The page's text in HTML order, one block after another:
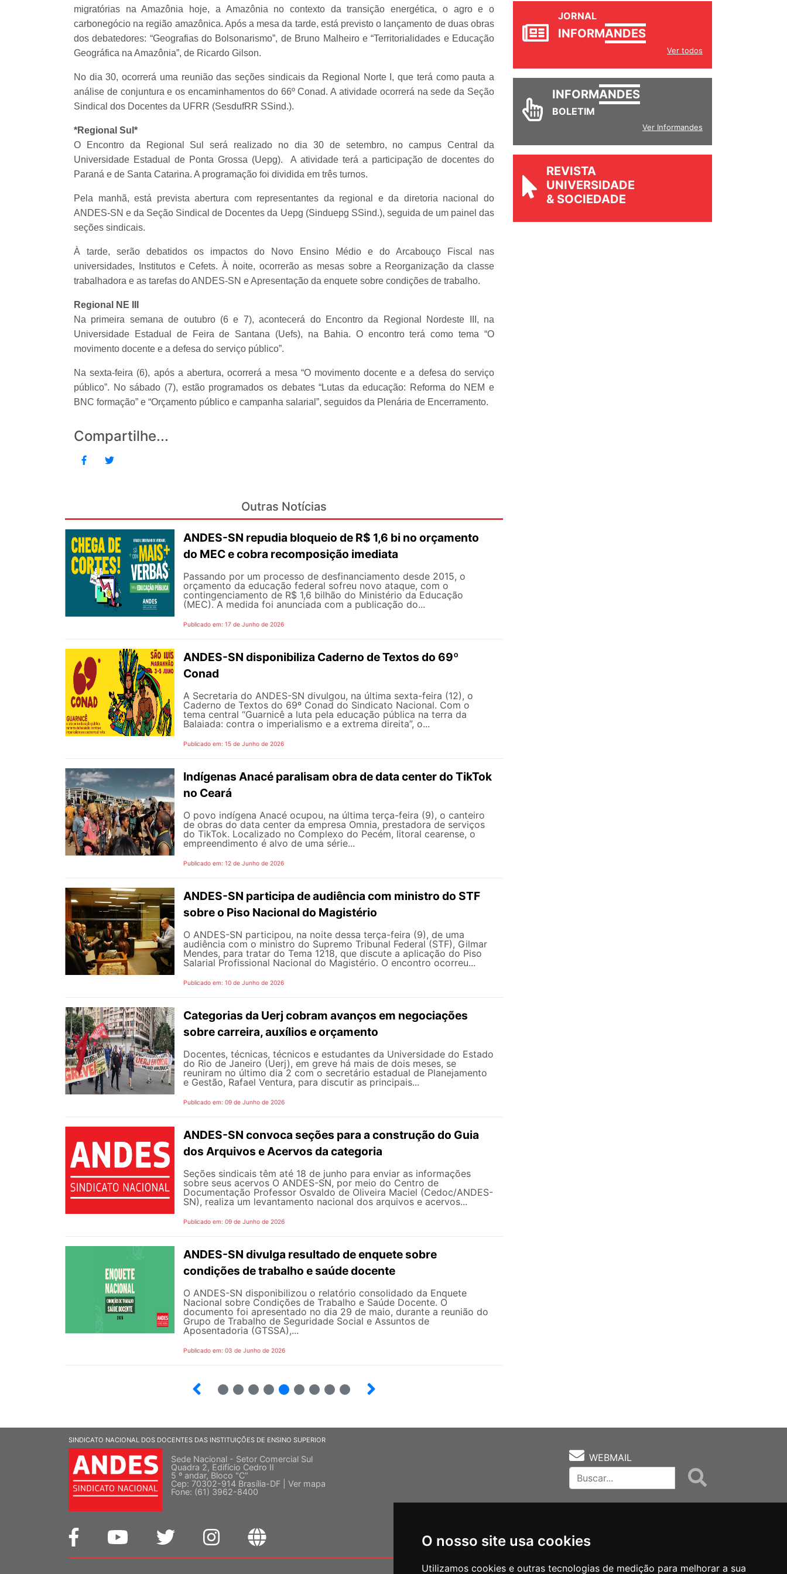
O nosso site usa cookies
Utilizamos cookies e outras tecnologias de medição para melhorar a sua
migratórias na Amazônia hoje, a Amazônia no contexto da transição energética, o agro e o
carbonegócio na região amazônica. Após a mesa da tarde, está previsto o lançamento de duas obras
dos debatedores: “Geografias do Bolsonarismo”, de Bruno Malheiro e “Territorialidades e Educação
Geográfica na Amazônia”, de Ricardo Gilson.
No dia 30, ocorrerá uma reunião das seções sindicais da Regional Norte I, que terá como pauta a
análise de conjuntura e os encaminhamentos do 66º Conad. A atividade ocorrerá na sede da Seção
Sindical dos Docentes da UFRR (SesdufRR SSind.).
*Regional Sul*
O Encontro da Regional Sul será realizado no dia 30 de setembro, no campus Central da
Universidade Estadual de Ponta Grossa (Uepg). A atividade terá a participação de docentes do
Paraná e de Santa Catarina. A programação foi dividida em três turnos.
Pela manhã, está prevista abertura com representantes da regional e da diretoria nacional do
ANDES-SN e da Seção Sindical de Docentes da Uepg (Sinduepg SSind.), seguida de um painel das
seções sindicais.
À tarde, serão debatidos os impactos do Novo Ensino Médio e do Arcabouço Fiscal nas
universidades, Institutos e Cefets. À noite, ocorrerão as mesas sobre a Reorganização da classe
trabalhadora e as tarefas do ANDES-SN e Apresentação da enquete sobre condições de trabalho.
Regional NE III
Na primeira semana de outubro (6 e 7), acontecerá do Encontro da Regional Nordeste III, na
Universidade Estadual de Feira de Santana (Uefs), na Bahia. O encontro terá como tema “O
movimento docente e a defesa do serviço público”.
Na sexta-feira (6), após a abertura, ocorrerá a mesa “O movimento docente e a defesa do serviço
público”. No sábado (7), estão programados os debates “Lutas da educação: Reforma do NEM e
BNC formação” e “Orçamento público e campanha salarial”, seguidos da Plenária de Encerramento.
Compartilhe...
Outras Notícias
ANDES-SN repudia bloqueio de R$ 1,6 bi no orçamento
do MEC e cobra recomposição imediata
Passando por um processo de desfinanciamento desde 2015, o
orçamento da educação federal sofreu novo ataque, com o
contingenciamento de R$ 1,6 bilhão do Ministério da Educação
(MEC). A medida foi anunciada com a publicação do...
Publicado em: 17 de Junho de 2026
ANDES-SN disponibiliza Caderno de Textos do 69º
Conad
A Secretaria do ANDES-SN divulgou, na última sexta-feira (12), o
Caderno de Textos do 69º Conad do Sindicato Nacional. Com o
tema central “Guarnicê a luta pela educação pública na terra da
Balaiada: contra o imperialismo e a extrema direita”, o...
Publicado em: 15 de Junho de 2026
Indígenas Anacé paralisam obra de data center do TikTok
no Ceará
O povo indígena Anacé ocupou, na última terça-feira (9), o canteiro
de obras do data center da empresa Omnia, prestadora de serviços
do TikTok. Localizado no Complexo do Pecém, litoral cearense, o
empreendimento é alvo de uma série...
Publicado em: 12 de Junho de 2026
ANDES-SN participa de audiência com ministro do STF
sobre o Piso Nacional do Magistério
O ANDES-SN participou, na noite dessa terça-feira (9), de uma
audiência com o ministro do Supremo Tribunal Federal (STF), Gilmar
Mendes, para tratar do Tema 1218, que discute a aplicação do Piso
Salarial Profissional Nacional do Magistério. O encontro ocorreu...
Publicado em: 10 de Junho de 2026
Categorias da Uerj cobram avanços em negociações
sobre carreira, auxílios e orçamento
Docentes, técnicas, técnicos e estudantes da Universidade do Estado
do Rio de Janeiro (Uerj), em greve há mais de dois meses, se
reuniram no último dia 2 com o secretário estadual de Planejamento
e Gestão, Rafael Ventura, para discutir as principais...
Publicado em: 09 de Junho de 2026
ANDES-SN convoca seções para a construção do Guia
dos Arquivos e Acervos da categoria
Seções sindicais têm até 18 de junho para enviar as informações
sobre seus acervos O ANDES-SN, por meio do Centro de
Documentação Professor Osvaldo de Oliveira Maciel (Cedoc/ANDES-
SN), realiza um levantamento nacional dos arquivos e acervos...
Publicado em: 09 de Junho de 2026
ANDES-SN divulga resultado de enquete sobre
condições de trabalho e saúde docente
O ANDES-SN disponibilizou o relatório consolidado da Enquete
Nacional sobre Condições de Trabalho e Saúde Docente. O
documento foi apresentado no dia 29 de maio, durante a reunião do
Grupo de Trabalho de Seguridade Social e Assuntos de
Aposentadoria (GTSSA),...
Publicado em: 03 de Junho de 2026
JORNAL
INFORMANDES
Ver todos
INFORMANDES
BOLETIM
Ver Informandes
REVISTA
UNIVERSIDADE
& SOCIEDADE
SINDICATO NACIONAL DOS DOCENTES DAS INSTITUIÇÕES DE ENSINO SUPERIOR
Sede Nacional - Setor Comercial Sul
Quadra 2, Edifício Cedro II
5 º andar, Bloco "C"
Cep: 70302-914 Brasília-DF | Ver mapa
Fone: (61) 3962-8400
WEBMAIL